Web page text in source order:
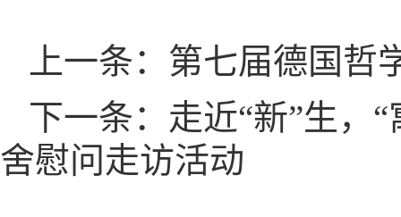
上一条：第七届德国
下一条：走近“新”生
舍慰问走访活动